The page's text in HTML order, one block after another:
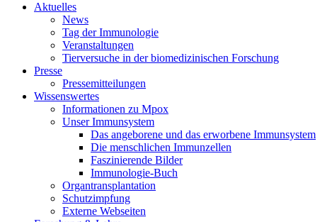
Aktuelles
News
Tag der Immunologie
Veranstaltungen
Tierversuche in der biomedizinischen Forschung
Presse
Pressemitteilungen
Wissenswertes
Informationen zu Mpox
Unser Immunsystem
Das angeborene und das erworbene Immunsystem
Die menschlichen Immunzellen
Faszinierende Bilder
Immunologie-Buch
Organtransplantation
Schutzimpfung
Externe Webseiten